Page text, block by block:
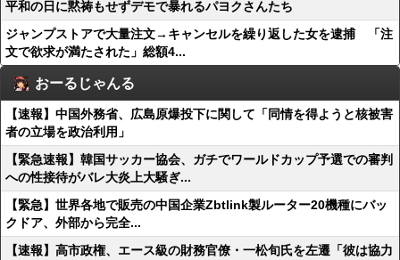
平和の日に黙祷もせずデモで暴れるパヨクさんたち
ジャンプストアで大量注文→キャンセルを繰り返した女を逮捕 「注
文で欲求が満たされた」総額4...
おーるじゃんる
【速報】中国外務省、広島原爆投下に関して「同情を得ようと核被害
者の立場を政治利用」
【緊急速報】韓国サッカー協会、ガチでワールドカップ予選での審判
への性接待がバレ大炎上大騒ぎ...
【緊急】世界各地で販売の中国企業Zbtlink製ルーター20機種にバッ
クドア、外部から完全...
【速報】高市政権、エース級の財務官僚・一松旬氏を左遷「彼は協力